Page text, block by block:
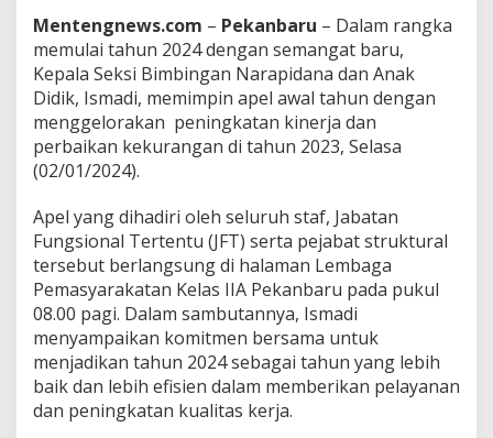
I
s
m
a
i
:
r
T
i
n
g
k
a
t
k
a
Mentengnews.com – Pekanbaru – Dalam rangka
memulai tahun 2024 dengan semangat baru,
Kepala Seksi Bimbingan Narapidana dan Anak
Didik, Ismadi, memimpin apel awal tahun dengan
menggelorakan peningkatan kinerja dan
perbaikan kekurangan di tahun 2023, Selasa
(02/01/2024).
Apel yang dihadiri oleh seluruh staf, Jabatan
Fungsional Tertentu (JFT) serta pejabat struktural
tersebut berlangsung di halaman Lembaga
Pemasyarakatan Kelas IIA Pekanbaru pada pukul
08.00 pagi. Dalam sambutannya, Ismadi
menyampaikan komitmen bersama untuk
menjadikan tahun 2024 sebagai tahun yang lebih
baik dan lebih efisien dalam memberikan pelayanan
dan peningkatan kualitas kerja.